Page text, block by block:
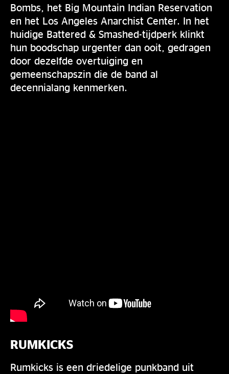
Bombs, het Big Mountain Indian Reservation
en het Los Angeles Anarchist Center. In het
huidige Battered & Smashed-tijdperk klinkt
hun boodschap urgenter dan ooit, gedragen
door dezelfde overtuiging en
gemeenschapszin die de band al
decennialang kenmerken.
RUMKICKS
Rumkicks is een driedelige punkband uit